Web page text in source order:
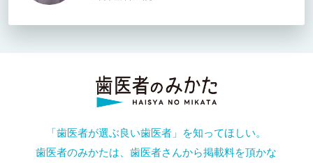
「歯医者が選ぶ良い歯医者」を知ってほしい。
歯医者のみかたは、歯医者さんから掲載料を頂かな